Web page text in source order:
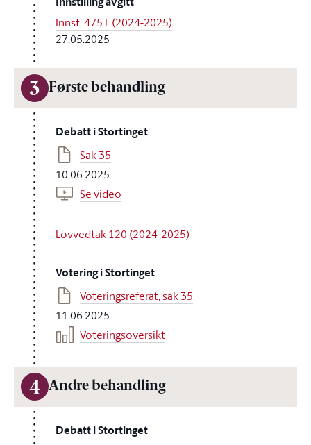
Innst. 475 L (2024-2025)
27.05.2025
3 Første behandling
Debatt i Stortinget
Sak 35
10.06.2025
Se video
Lovvedtak 120 (2024-2025)
Votering i Stortinget
Voteringsreferat, sak 35
11.06.2025
Voteringsoversikt
4 Andre behandling
Debatt i Stortinget